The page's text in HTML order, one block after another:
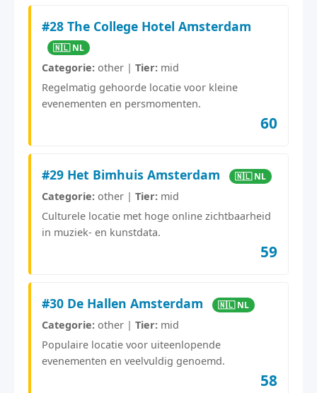
#28 The College Hotel Amsterdam
🇳🇱 NL
Categorie: other | Tier: mid
Regelmatig gehoorde locatie voor kleine
evenementen en persmomenten.
60
#29 Het Bimhuis Amsterdam 🇳🇱 NL
Categorie: other | Tier: mid
Culturele locatie met hoge online zichtbaarheid
in muziek- en kunstdata.
59
#30 De Hallen Amsterdam 🇳🇱 NL
Categorie: other | Tier: mid
Populaire locatie voor uiteenlopende
evenementen en veelvuldig genoemd.
58